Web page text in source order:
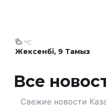
Жексенбі, 9 Тамыз
°C
Все
Свежие новости